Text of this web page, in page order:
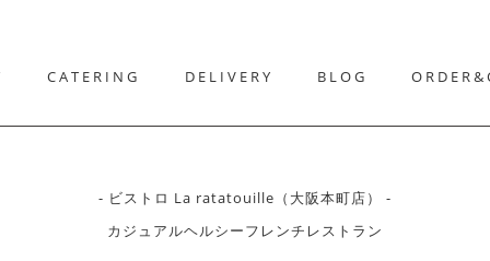
CATERING DELIVERY BLOG
- ビストロ La ratatouille（大阪本町店） -
カジュアルヘルシーフレンチレストラン